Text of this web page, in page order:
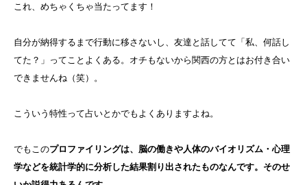
これ、めちゃくちゃ当たってます！
自分が納得するまで行動に移さないし、友達と話してて「私、何話し
てた？」ってことよくある。オチもないから関西の方とはお付き合い
できませんね（笑）。
こういう特性って占いとかでもよくありますよね。
でもこのプロファイリングは、脳の働きや人体のバイオリズム・心理
学などを統計学的に分析した結果割り出されたものなんです。そのせ